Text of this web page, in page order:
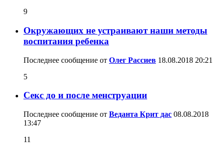
9
Окружающих не устраивают наши методы
воспитания ребенка
Последнее сообщение от Олег Рассиев 18.08.2018 20:21
5
Секс до и после менструации
Последнее сообщение от Веданта Крит дас 08.08.2018
13:47
11